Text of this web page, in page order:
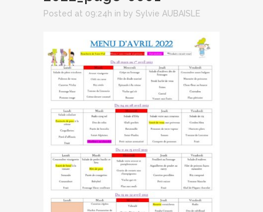
Posted at 09:24h in by Sylvie AUBAISLE